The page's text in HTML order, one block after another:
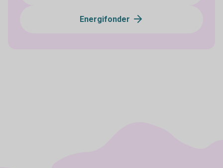
Energifonder